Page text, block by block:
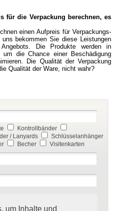
um Inhalte und
für die Verpackung berechnen, es
einen Aufpreis für Verpackungs-
uns bekommen Sie diese Leistungen
Angebots. Die Produkte werden in
um dieChance einer Beschädigung
Die Qualität der Verpackung
Qualität der Ware, nicht wahr?
Kontrollbänder
/ Lanyards
Schlüsselanhänger
Becher Visitenkarten